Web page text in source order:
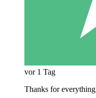
vor 1 Tag
Thanks for everything